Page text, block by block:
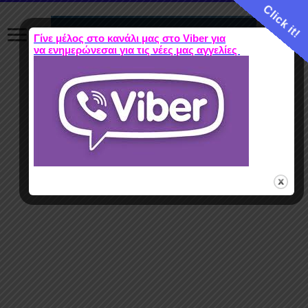
Click it!
Γίνε μέλος στο κανάλι μας στο Viber για
να ενημερώνεσαι για τις νέες μας αγγελίες